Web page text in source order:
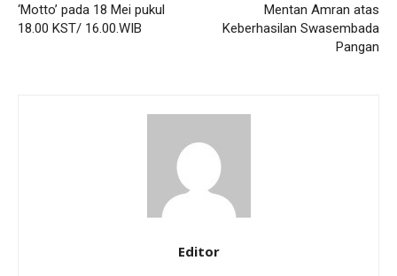
‘Motto’ pada 18 Mei pukul
18.00 KST/ 16.00.WIB
Mentan Amran atas
Keberhasilan Swasembada
Pangan
Editor